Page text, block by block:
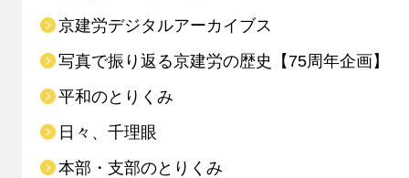
京建労デジタルアーカイブス
写真で振り返る京建労の歴史【75周年企画】
平和のとりくみ
日々、千理眼
本部・支部のとりくみ